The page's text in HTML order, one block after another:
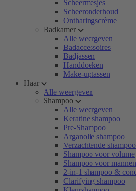
Scheermesjes
Scheeronderhoud
Ontharingscrème
Badkamer
Alle weergeven
Badaccessoires
Badjassen
Handdoeken
Make-uptassen
Haar
Alle weergeven
Shampoo
Alle weergeven
Keratine shampoo
Pre-Shampoo
Arganolie shampoo
Verzachtende shampoo
Shampoo voor volume
Shampoo voor mannen
2-in-1 shampoo &
Clarifying shampoo